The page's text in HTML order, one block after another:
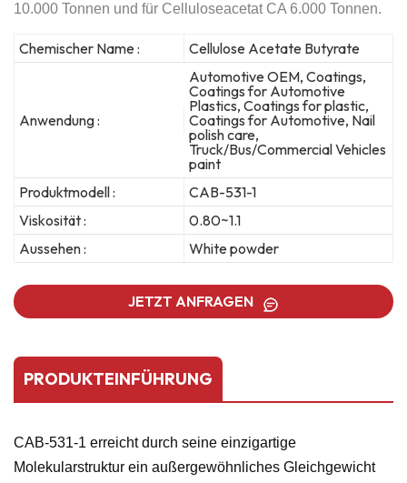
10.000 Tonnen und für Celluloseacetat CA 6.000 Tonnen.
Chemischer Name : Cellulose Acetate Butyrate
Anwendung :
Automotive OEM, Coatings,
Coatings for Automotive
Plastics, Coatings for plastic,
Coatings for Automotive, Nail
polish care,
Truck/Bus/Commercial Vehicles
paint
Produktmodell :
CAB-531-1
Viskosität :
0.80~1.1
Aussehen :
White powder
JETZT ANFRAGEN
PRODUKTEINFÜHRUNG
CAB-531-1 erreicht durch seine einzigartige
Molekularstruktur ein außergewöhnliches Gleichgewicht